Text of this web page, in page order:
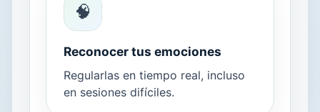
🧠
Reconocer tus emociones
Regularlas en tiempo real, incluso
en sesiones difíciles.